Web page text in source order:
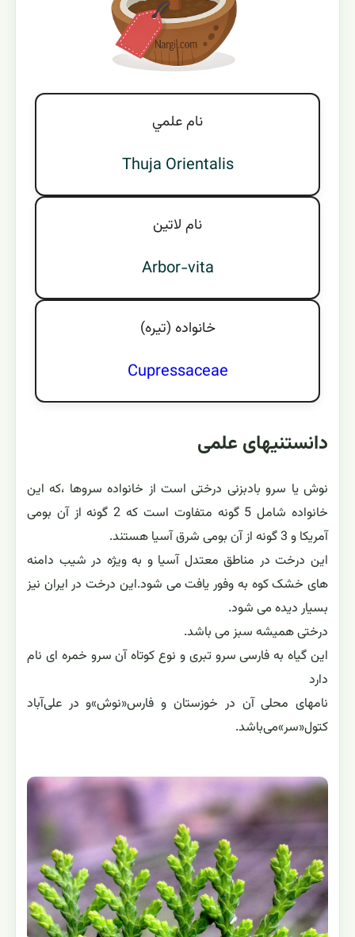
نام علمي
Thuja Orientalis
نام لاتين
Arbor-vita
خانواده (تيره)
Cupressaceae
دانستنیهای علمی
نوش یا سرو بادبزنی درختی است از خانواده سروها ،که این
خانواده شامل 5 گونه متفاوت است که 2 گونه از آن بومی
آمریکا و 3 گونه از آن بومی شرق آسیا هستند.
این درخت در مناطق معتدل آسیا و به ویژه در شیب دامنه
های خشک کوه به وفور یافت می شود.این درخت در ایران نیز
بسیار دیده می شود.
درختی همیشه سبز می باشد.
این گیاه به فارسی سرو تبری و نوع کوتاه آن سرو خمره ای نام
دارد
نامهاى محلى آن در خوزستان و فارس«نوش»و در على‌آباد
كتول«سر»مى‌باشد.